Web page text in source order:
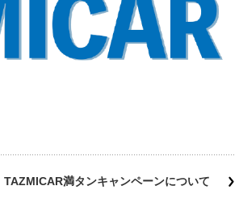
TAZMICAR満タンキャンペーンについて